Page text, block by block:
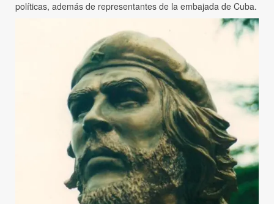
políticas, además de representantes de la embajada de Cuba.